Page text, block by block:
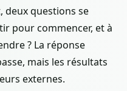
deux questions se
pour commencer, et à
? La réponse
mais les résultats
externes.